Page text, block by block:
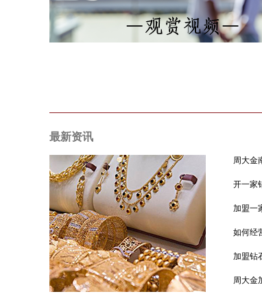
最新资讯
开一家
加盟一
如何经
加盟钻